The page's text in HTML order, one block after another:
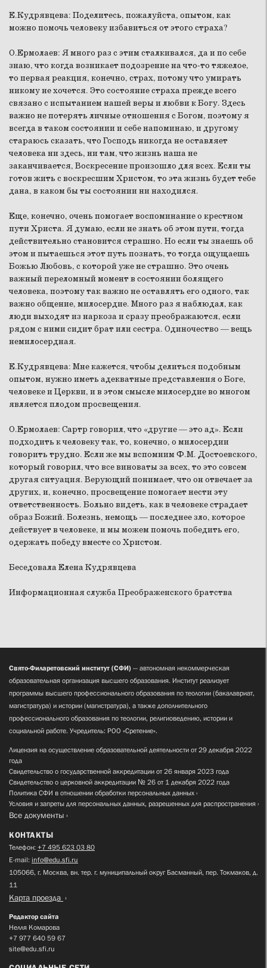
Е.Кудрявцева: Поделитесь, пожалуйста, опытом, как
можно помочь человеку избавиться от этого страха?
О.Ермолаев: Я много раз с этим сталкивался, да и по себе
знаю, что когда возникает подозрение на что-то тяжелое,
то первая реакция, конечно, страх, потому что умирать
никому не хочется. Это состояние страха прежде всего
связано с испытанием нашей веры и любви к Богу. Здесь
важно не потерять личные отношения с Богом, поэтому я
всегда в таком состоянии и себе напоминаю, и другому
стараюсь сказать, что Господь никогда не оставляет
человека ни здесь, ни там, что жизнь наша не
заканчивается, Воскресение произошло для всех. Если ты
готов жить с воскресшим Христом, то эта жизнь будет тебе
дана, в каком бы ты состоянии ни находился.
Еще, конечно, очень помогает воспоминание о крестном
пути Христа. Я думаю, если не знать об этом пути, тогда
действительно становится страшно. Но если ты знаешь об
этом и пытаешься этот путь познать, то тогда ощущаешь
Божью Любовь, с которой уже не страшно. Это очень
важный переломный момент в состоянии болящего
человека, поэтому так важно не оставлять его одного, так
важно общение, милосердие. Много раз я наблюдал, как
люди выходят из наркоза и сразу преображаются, если
рядом с ними сидит брат или сестра. Одиночество — вещь
немилосердная.
Е.Кудрявцева: Мне кажется, чтобы делиться подобным
опытом, нужно иметь адекватные представления о Боге,
человеке и Церкви, и в этом смысле милосердие во многом
является плодом просвещения.
О.Ермолаев: Сартр говорил, что «другие — это ад». Если
подходить к человеку так, то, конечно, о милосердии
говорить трудно. Если же мы вспомним Ф.М. Достоевского,
который говорил, что все виноваты за всех, то это совсем
другая ситуация. Верующий понимает, что он отвечает за
других, и, конечно, просвещение помогает нести эту
ответственность. Больно видеть, как в человеке страдает
образ Божий. Болезнь, немощь — последнее зло, которое
действует в человеке, и мы можем помочь победить его,
одержать победу вместе со Христом.
Беседовала Елена Кудрявцева
Информационная служба Преображенского братства
Свято-Филаретовский институт (СФИ) — автономная некоммерческая
образовательная организация высшего образования. Институт реализует
программы высшего профессионального образования по теологии (бакалавриат,
магистратура) и истории (магистратура), а также дополнительного
профессионального образования по теологии, религиоведению, истории и
социальной работе. Учредитель: РОО «Сретение».
Лицензия на осуществление образовательной деятельности от 29 декабря 2022
года
Свидетельство о государственной аккредитации от 26 января 2023 года
Свидетельство о церковной аккредитации № 26 от 1 декабря 2022 года
Политика СФИ в отношении обработки персональных данных
Условия и запреты для персональных данных, разрешенных для распространения
Все документы
КОНТАКТЫ
Телефон: +7 495 623 03 80
E-mail: info@edu.sfi.ru
105066, г. Москва, вн. тер. г. муниципальный округ Басманный, пер. Токмаков, д.
11
Карта проезда
Редактор сайта
Нелля Комарова
+7 977 640 59 67
site@edu.sfi.ru